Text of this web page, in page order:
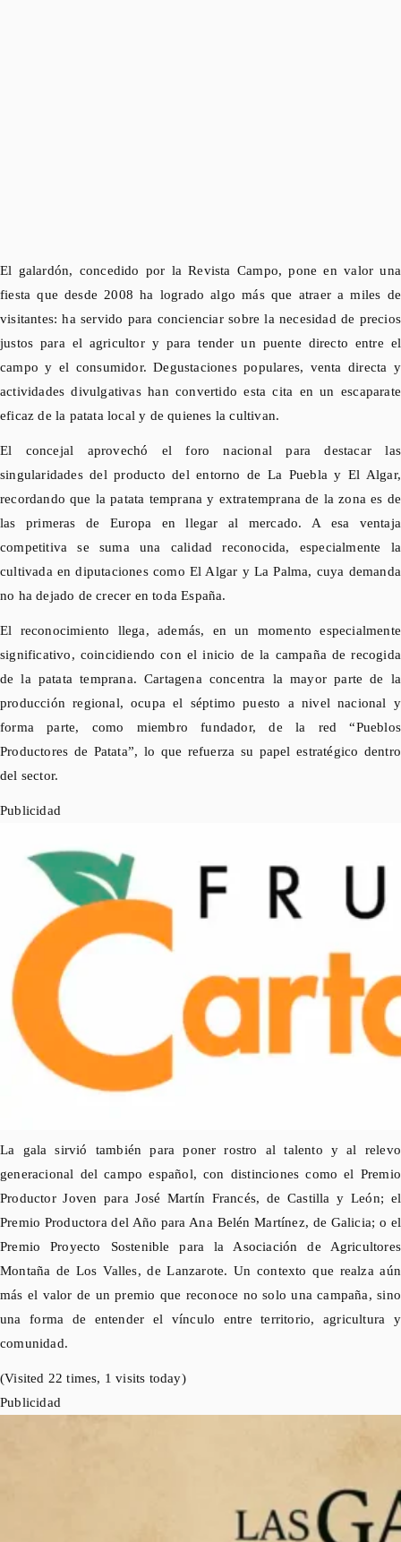
El galardón, concedido por la Revista Campo, pone en valor una
fiesta que desde 2008 ha logrado algo más que atraer a miles de
visitantes: ha servido para concienciar sobre la necesidad de precios
justos para el agricultor y para tender un puente directo entre el
campo y el consumidor. Degustaciones populares, venta directa y
actividades divulgativas han convertido esta cita en un escaparate
eficaz de la patata local y de quienes la cultivan.
El concejal aprovechó el foro nacional para destacar las
singularidades del producto del entorno de La Puebla y El Algar,
recordando que la patata temprana y extratemprana de la zona es de
las primeras de Europa en llegar al mercado. A esa ventaja
competitiva se suma una calidad reconocida, especialmente la
cultivada en diputaciones como El Algar y La Palma, cuya demanda
no ha dejado de crecer en toda España.
El reconocimiento llega, además, en un momento especialmente
significativo, coincidiendo con el inicio de la campaña de recogida
de la patata temprana. Cartagena concentra la mayor parte de la
producción regional, ocupa el séptimo puesto a nivel nacional y
forma parte, como miembro fundador, de la red “Pueblos
Productores de Patata”, lo que refuerza su papel estratégico dentro
del sector.
Publicidad
La gala sirvió también para poner rostro al talento y al relevo
generacional del campo español, con distinciones como el Premio
Productor Joven para José Martín Francés, de Castilla y León; el
Premio Productora del Año para Ana Belén Martínez, de Galicia; o el
Premio Proyecto Sostenible para la Asociación de Agricultores
Montaña de Los Valles, de Lanzarote. Un contexto que realza aún
más el valor de un premio que reconoce no solo una campaña, sino
una forma de entender el vínculo entre territorio, agricultura y
comunidad.
(Visited 22 times, 1 visits today)
Publicidad